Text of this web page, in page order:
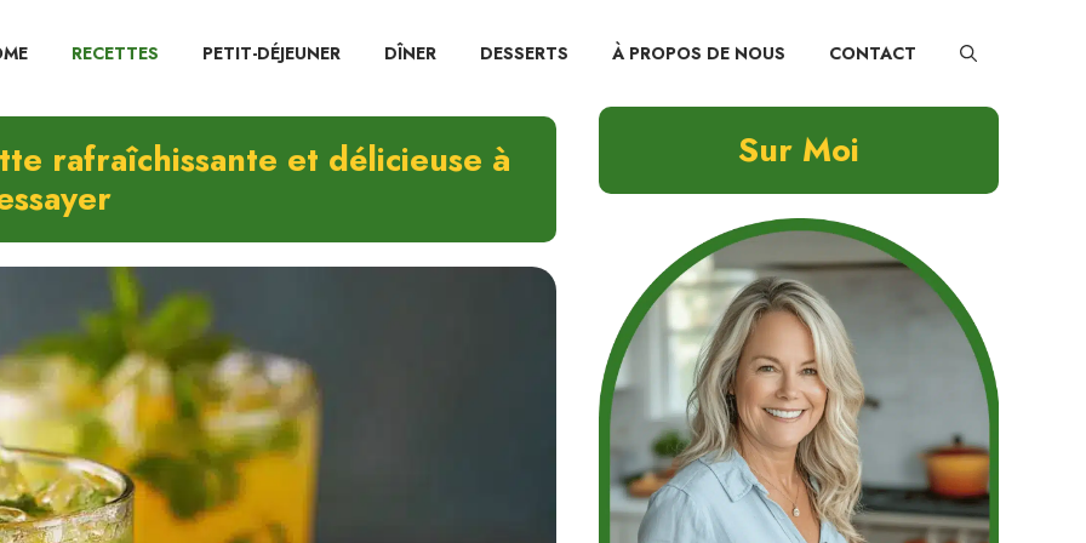
RECETTES PETIT-DÉJEUNER DÎNER DESSERTS À PROPOS DE NOUS CONTACT
rafraîchissante et délicieuse à
Sur Moi